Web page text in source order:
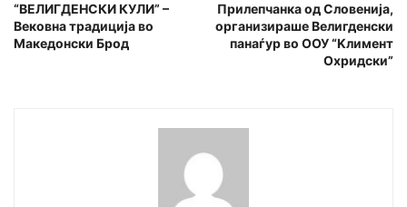
“ВЕЛИГДЕНСКИ КУЛИ” –
Вековна традиција во
Македонски Брод
Прилепчанка од Словенија,
организираше Велигденски
панаѓур во ООУ “Kлимент
Охридски”